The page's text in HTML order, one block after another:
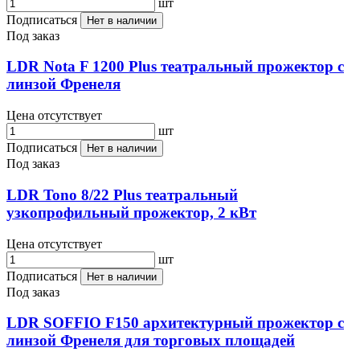
Подписаться
Нет в наличии
Под заказ
LDR Nota F 1200 Plus театральный прожектор с
линзой Френеля
Цена отсутствует
шт
Подписаться
Нет в наличии
Под заказ
LDR Tono 8/22 Plus театральный
узкопрофильный прожектор, 2 кВт
Цена отсутствует
шт
Подписаться
Нет в наличии
Под заказ
LDR SOFFIO F150 архитектурный прожектор с
линзой Френеля для торговых площадей